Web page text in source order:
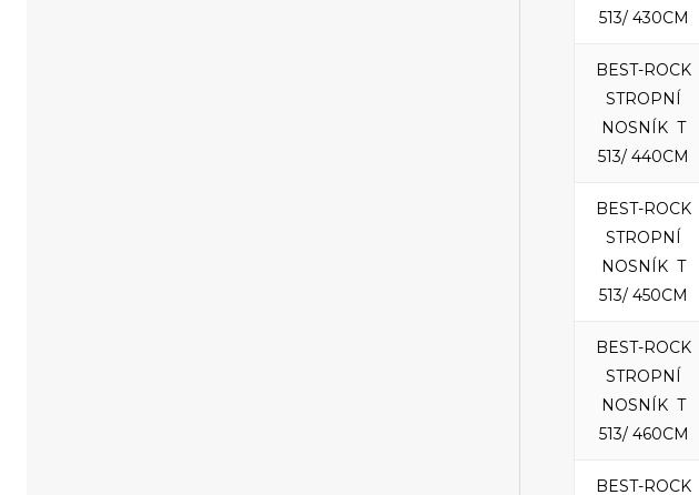
513/ 430CM
BEST-ROCK
STROPNÍ
NOSNÍK T
513/ 440CM
BEST-ROCK
STROPNÍ
NOSNÍK T
513/ 450CM
BEST-ROCK
STROPNÍ
NOSNÍK T
513/ 460CM
BEST-ROCK